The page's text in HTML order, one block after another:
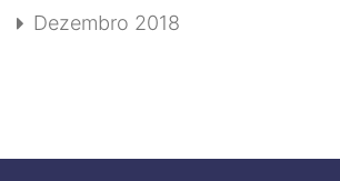
Dezembro 2018